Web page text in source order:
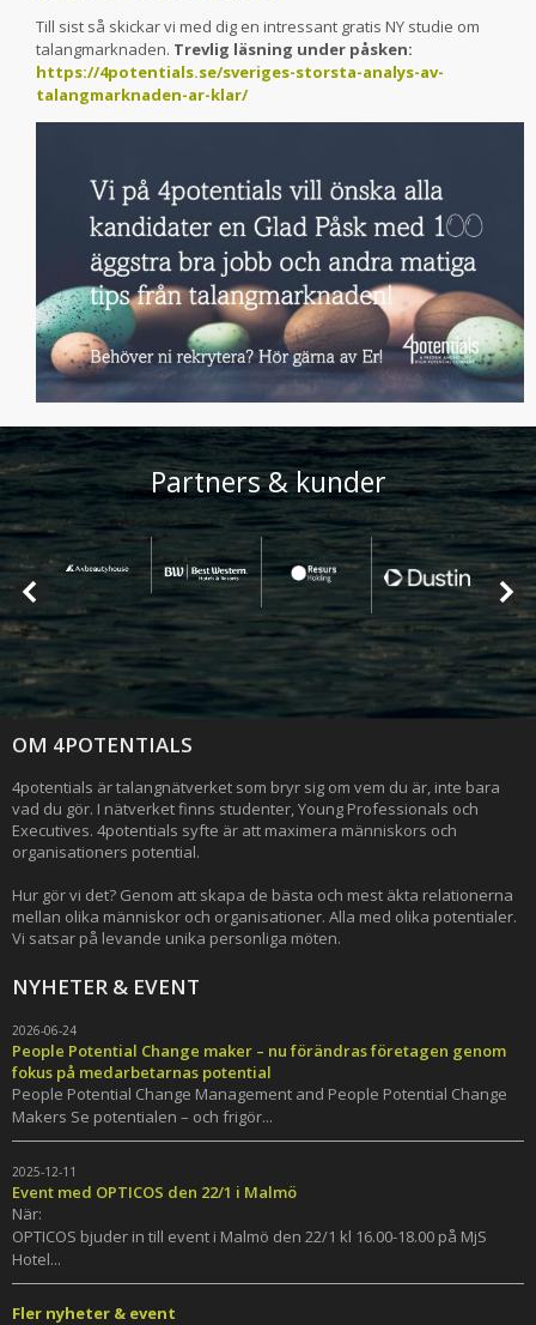
Till sist så skickar vi med dig en intressant gratis NY studie om
talangmarknaden. Trevlig läsning under påsken:
https://4potentials.se/sveriges-storsta-analys-av-
talangmarknaden-ar-klar/
Partners & kunder
OM 4POTENTIALS
4potentials är talangnätverket som bryr sig om vem du är, inte bara
vad du gör. I nätverket finns studenter, Young Professionals och
Executives. 4potentials syfte är att maximera människors och
organisationers potential.
Hur gör vi det? Genom att skapa de bästa och mest äkta relationerna
mellan olika människor och organisationer. Alla med olika potentialer.
Vi satsar på levande unika personliga möten.
NYHETER & EVENT
2026-06-24
People Potential Change maker – nu förändras företagen genom
fokus på medarbetarnas potential
People Potential Change Management and People Potential Change
Makers Se potentialen – och frigör...
2025-12-11
Event med OPTICOS den 22/1 i Malmö
När:
OPTICOS bjuder in till event i Malmö den 22/1 kl 16.00-18.00 på MjS
Hotel...
Fler nyheter & event